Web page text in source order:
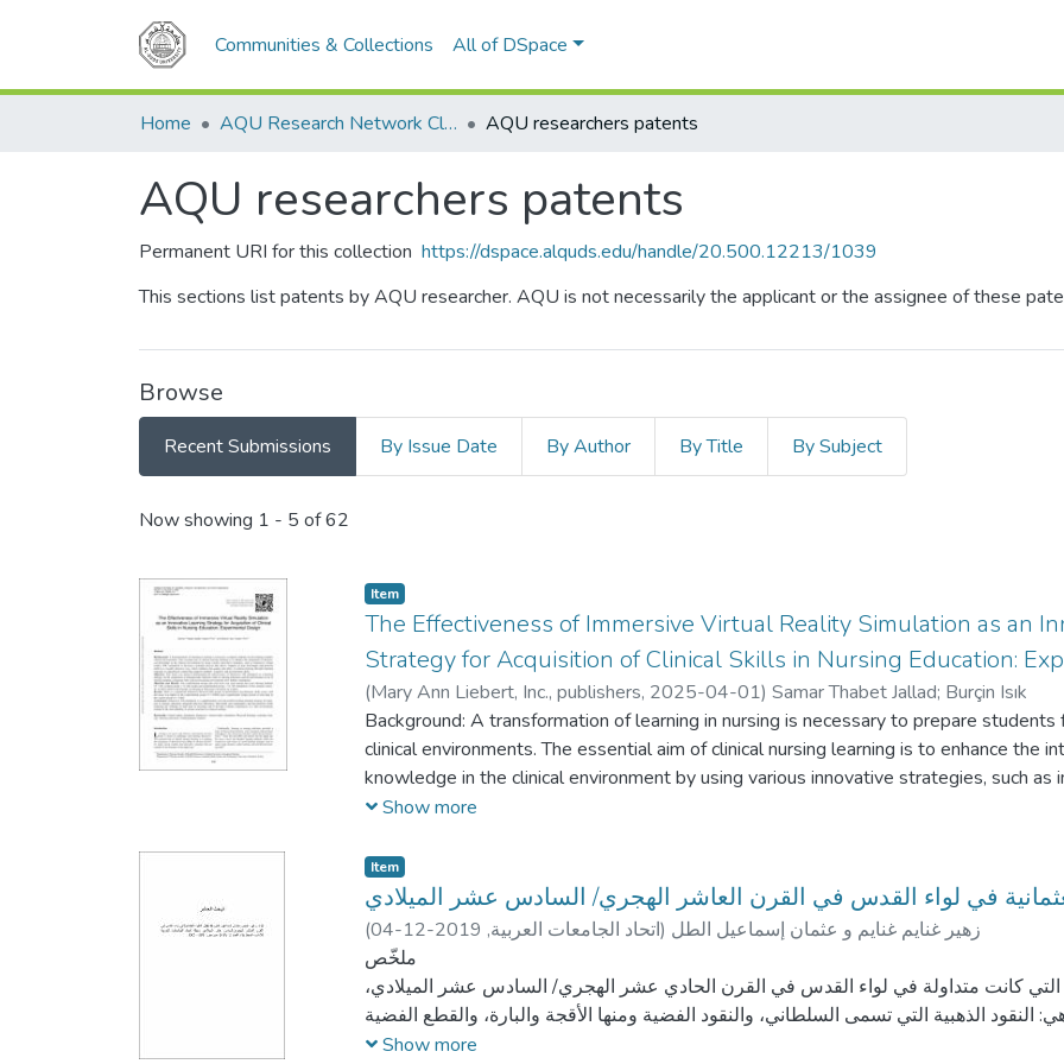
Communities & Collections All of DSpace
Home AQU Research Network Clusters AQU researchers patents
AQU researchers patents
Permanent URI for this collection https://dspace.alquds.edu/handle/20.500.12213/1039
This sections list patents by AQU researcher. AQU is not necessarily the applicant or the assignee of these
Browse
Recent Submissions By Issue Date By Author By Title By Subject
Recent Submissions
Now showing 1 - 5 of 62
Item
The Effectiveness of Immersive Virtual Reality Simulation as an
Strategy for Acquisition of Clinical Skills in Nursing Education:
(Mary Ann Liebert, Inc., publishers, 2025-04-01) Samar Thabet Jallad; Burçin Isık
Background: A transformation of learning in nursing is necessary to prepare
clinical environments. The essential aim of clinical nursing learning is to enhance the
knowledge in the clinical environment by using various innovative strategies, such as
reality (VR) simulation to develop a learning process that allows students to gain
exposure to educational content that supports students’ cognitive and psychomotor
Objective: This study was aimed at determining the effectiveness of immersive VR
strategy on the acquisition of intramuscular injection skills in nursing education and
nursing students compared with a physical learning environment (low-fidelity
Materials and Metods: The experimental design (pre–post-test) was used among
(N = 66) (control group = 33, hip model and experimental group = 33, VR
2019–2020 in the Faculty of Nursing at Near East University in Cyprus.
Show more
Item
في لواء القدس في القرن العاشر الهجري/ السادس عشر الميلادي
( اتحاد الجامعات العربية, 2019-12-04 ) زهير غنايم غنايم و عثمان إسماعيل الطل
ملخّص
التي كانت متداولة في لواء القدس في القرن الحادي عشر الهجري/ السادس عشر الميلادي،
النقود الذهبية التي تسمى السلطاني، والنقود الفضية ومنها الأقجة والبارة، والقطع الفضية
القروش العددية والقروش الأسدية. الكلمات المفتاحية: السلطاني، الأقجة، البارة، الدرهم،
Show more